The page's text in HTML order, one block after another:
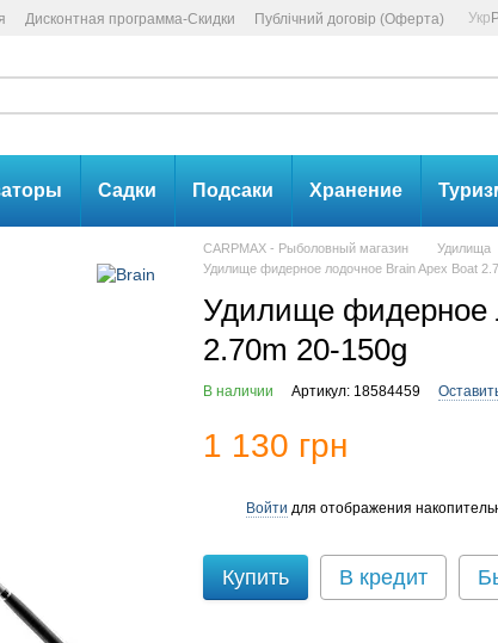
Дисконтная программа-Скидки Публічний договір (Оферта) Укр
Садки Подсаки Хранение
CARPMAX - Рыболовный магазин Удилища
Удилище фидерное лодочное Brain Apex Boat
Удилище фидерное
2.70m 20-150g
В наличии Артикул: 18584459
1 130 грн
Войти для отображения
Купить В кредит